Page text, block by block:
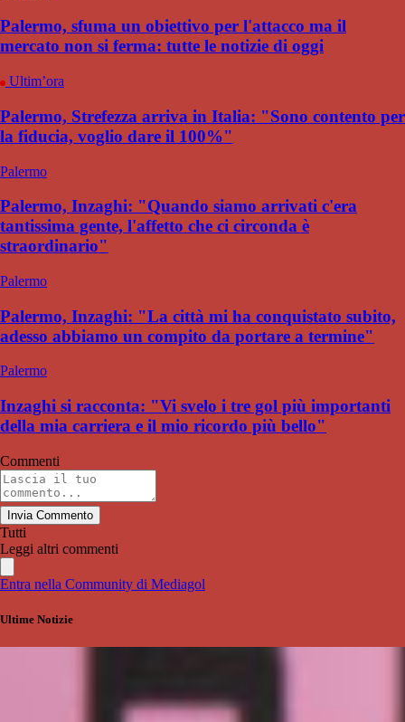
Palermo, sfuma un obiettivo per l'attacco ma il
mercato non si ferma: tutte le notizie di oggi
Ultim’ora
Palermo, Strefezza arriva in Italia: "Sono contento per
la fiducia, voglio dare il 100%"
Palermo
Palermo, Inzaghi: "Quando siamo arrivati c'era
tantissima gente, l'affetto che ci circonda è
straordinario"
Palermo
Palermo, Inzaghi: "La città mi ha conquistato subito,
adesso abbiamo un compito da portare a termine"
Palermo
Inzaghi si racconta: "Vi svelo i tre gol più importanti
della mia carriera e il mio ricordo più bello"
Commenti
Invia Commento
Tutti
Leggi altri commenti
Entra nella Community di Mediagol
Ultime Notizie